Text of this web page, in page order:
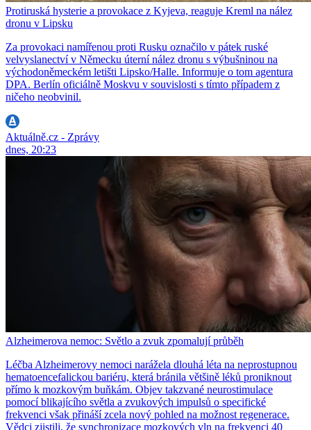
Protiruská hysterie a provokace z Kyjeva, reaguje Kreml na nález
dronu v Lipsku
Za provokaci namířenou proti Rusku označilo v pátek ruské
velvyslanectví v Německu úterní nález dronu s výbušninou na
východoněmeckém letišti Lipsko/Halle. Informuje o tom agentura
DPA. Berlín oficiálně Moskvu v souvislosti s tímto případem z
ničeho neobvinil.
Aktuálně.cz - Zprávy
dnes, 20:23
Alzheimerova nemoc: Světlo a zvuk zpomalují průběh
Léčba Alzheimerovy nemoci narážela dlouhá léta na neprostupnou
hematoencefalickou bariéru, která bránila většině léků proniknout
přímo k mozkovým buňkám. Objev takzvané neurostimulace
pomocí blikajícího světla a zvukových impulsů o specifické
frekvenci však přináší zcela nový pohled na možnost regenerace.
Vědci zjistili, že synchronizace mozkových vln na frekvenci 40